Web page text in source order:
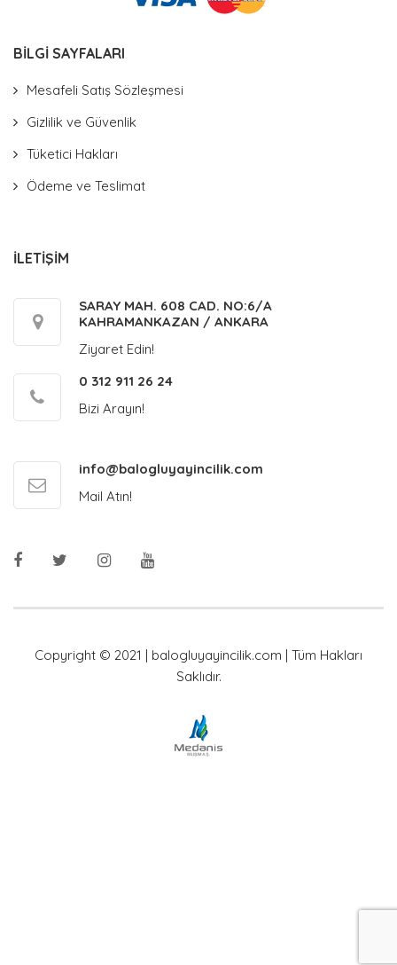
BİLGİ SAYFALARI
Mesafeli Satış Sözleşmesi
Gizlilik ve Güvenlik
Tüketici Hakları
Ödeme ve Teslimat
İLETİŞİM
SARAY MAH. 608 CAD. NO:6/A
KAHRAMANKAZAN / ANKARA
Ziyaret Edin!
0 312 911 26 24
Bizi Arayın!
info@balogluyayincilik.com
Mail Atın!
Copyright © 2021 | balogluyayincilik.com | Tüm Hakları
Saklıdır.